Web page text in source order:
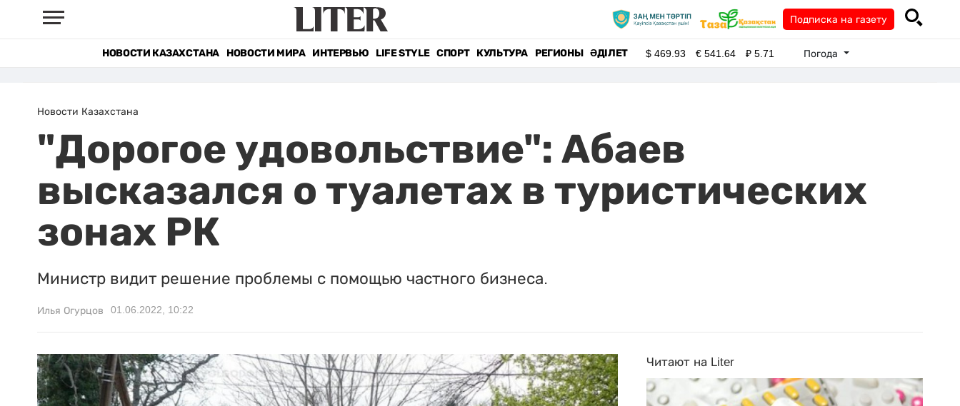
Подписка на газету
НОВОСТИ КАЗАХСТАНА НОВОСТИ МИРА ИНТЕРВЬЮ LIFE STYLE СПОРТ КУЛЬТУРА РЕГИОНЫ ӘДІЛЕТ $469.93 €541.64 ₽5.71 Погода
Новости Казахстана
"Дорогое удовольствие": Абаев
высказался о туалетах в туристических
зонах РК
Министр видит решение проблемы с помощью частного бизнеса.
Илья Огурцов 01.06.2022, 10:22
Читают на Liter